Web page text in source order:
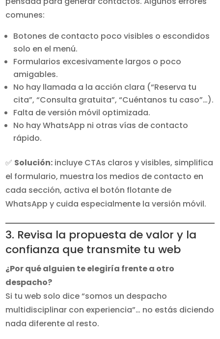
comunes:
Botones de contacto poco visibles o escondidos
solo en el menú.
Formularios excesivamente largos o poco
amigables.
No hay llamada a la acción clara (“Reserva tu
cita”, “Consulta gratuita”, “Cuéntanos tu caso”…).
Falta de versión móvil optimizada.
No hay WhatsApp ni otras vías de contacto
rápido.
✅ Solución: incluye CTAs claros y visibles, simplifica
el formulario, muestra los medios de contacto en
cada sección, activa el botón flotante de
WhatsApp y cuida especialmente la versión móvil.
3. Revisa la propuesta de valor y la
confianza que transmite tu web
¿Por qué alguien te elegiría frente a otro
despacho?
Si tu web solo dice “somos un despacho
multidisciplinar con experiencia”… no estás diciendo
nada diferente al resto.